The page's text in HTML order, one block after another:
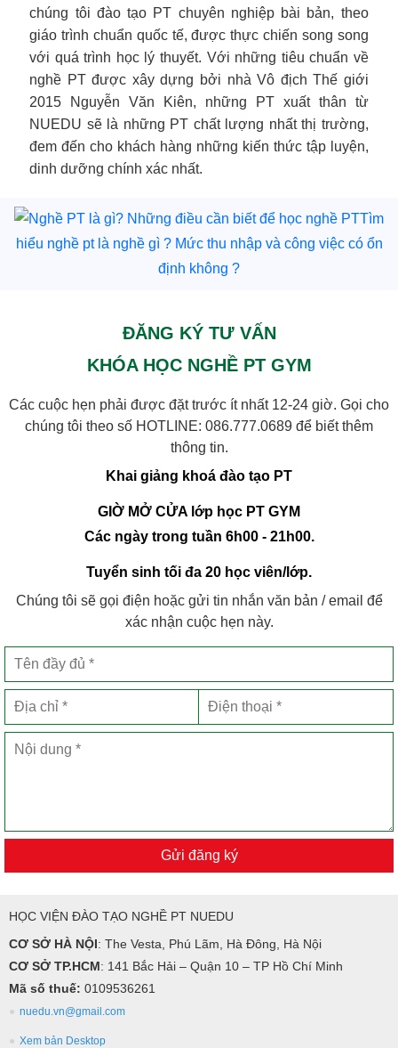
chúng tôi đào tạo PT chuyên nghiệp bài bản, theo
giáo trình chuẩn quốc tế, được thực chiến song song
với quá trình học lý thuyết. Với những tiêu chuẩn về
nghề PT được xây dựng bởi nhà Vô địch Thế giới
2015 Nguyễn Văn Kiên, những PT xuất thân từ
NUEDU sẽ là những PT chất lượng nhất thị trường,
đem đến cho khách hàng những kiến thức tập luyện,
dinh dưỡng chính xác nhất.
Tìm
hiểu nghề pt là nghề gì ? Mức thu nhập và công việc có ổn
định không ?
ĐĂNG KÝ TƯ VẤN
KHÓA HỌC NGHỀ PT GYM
Các cuộc hẹn phải được đặt trước ít nhất 12-24 giờ. Gọi cho
chúng tôi theo số HOTLINE: 086.777.0689 để biết thêm
thông tin.
Khai giảng khoá đào tạo PT
GIỜ MỞ CỬA lớp học PT GYM
Các ngày trong tuần 6h00 - 21h00.
Tuyển sinh tối đa 20 học viên/lớp.
Chúng tôi sẽ gọi điện hoặc gửi tin nhắn văn bản / email để
xác nhận cuộc hẹn này.
Gửi đăng ký
HỌC VIỆN ĐÀO TẠO NGHỀ PT NUEDU
CƠ SỞ HÀ NỘI: The Vesta, Phú Lãm, Hà Đông, Hà Nội
CƠ SỞ TP.HCM: 141 Bắc Hải – Quận 10 – TP Hồ Chí Minh
Mã số thuế: 0109536261
nuedu.vn@gmail.com
Xem bản Desktop